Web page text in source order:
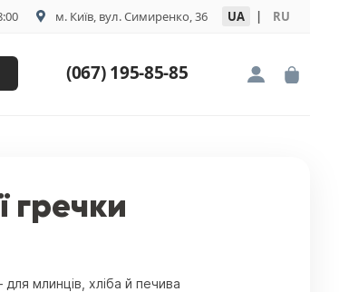
м. Київ, вул. Симиренко, 36 UA | RU
(067) 195-85-85
гречки
млинців, хліба й печива